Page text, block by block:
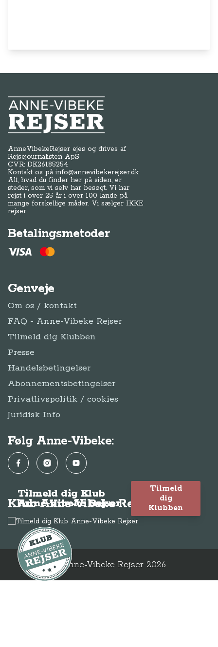
Anne-Vibeke Rejser
AnneVibekeRejser ejes og drives af
Rejsejournalisten ApS
CVR: DK26185254
Kontakt os påinfo@annevibekerejser.dk
Alt, hvad du finder her på siden, er
steder, som vi selv har besøgt. Vi har
rejst i over 25 år i over 100 lande på
mange forskellige måder. Vi sælger IKKE
rejser.
Betalingsmetoder
Genveje
Om os / kontakt
FAQ - Anne-Vibeke Rejser
Tilmeld dig Klubben
Presse
Handelsbetingelser
Abonnementsbetingelser
Privatlivspolitik / cookies
Juridisk Info
Følg Anne-Vibeke:
FacebookInstagramYouTube
Klub Anne-Vibeke Rejser
Tilmeld dig Klub
Anne-Vibeke Rejser
Tilmeld
dig
Klubben
© Anne-Vibeke Rejser 2026